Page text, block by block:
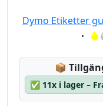
Dymo Etiketter
📦
✅ 11x i lager –